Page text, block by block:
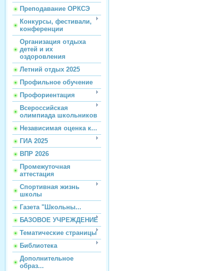
Преподавание ОРКСЭ
Конкурсы, фестивали,
конференции
Организация отдыха
детей и их
оздоровления
Летний отдых 2025
Профильное обучение
Профориентация
Всероссийская
олимпиада школьников
Независимая оценка к...
ГИА 2025
ВПР 2026
Промежуточная
аттестация
Спортивная жизнь
школы
Газета "Школьны...
БАЗОВОЕ УЧРЕЖДЕНИЕ
Тематические страницы
Библиотека
Дополнительное
образ...